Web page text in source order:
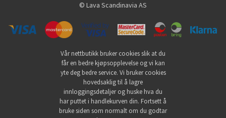
© Lava Scandinavia AS
Vår nettbutikk bruker cookies slik at du
får en bedre kjøpsopplevelse og vi kan
yte deg bedre service. Vi bruker cookies
hovedsaklig til å lagre
innloggingsdetaljer og huske hva du
har puttet i handlekurven din. Fortsett å
bruke siden som normalt om du godtar